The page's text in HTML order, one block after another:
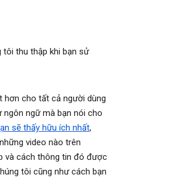
thu thập khi bạn sử
hơn cho tất cả người dùng
ngữ mà bạn nói cho
sẽ thấy hữu ích nhất,
video nào trên
và cách thông tin đó được
tôi cũng như cách bạn